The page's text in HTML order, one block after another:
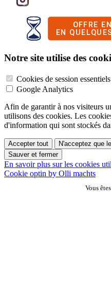
Vous
Notre site utilise des
Cookies de session essentiels
Google Analytics
Afin de garantir à nos visiteurs
utilisons des cookies. Les
d'information qui sont stockés
Accepter tout
N'acceptez que
Sauver et fermer
En savoir plus sur les cookies
Cookie optin by Olli machts